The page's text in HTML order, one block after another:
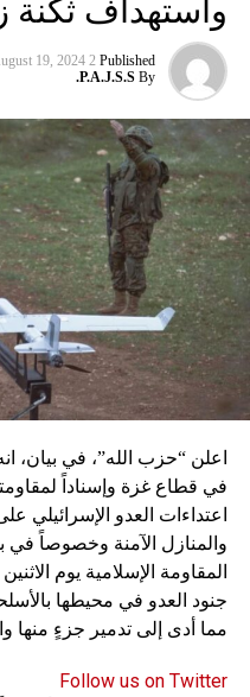
تحمل اسم
نسبه الحزب الى إسرائيل”.
واستهداف
Published
2 years ago
19, 2024
By
P.A.J.S.S.
اعلن “حزب الله”، في بيان،
في قطاع غزة وإسناداً
اعتداءات العدو الإسرائيلي
والمنازل الآمنة وخصوصاً في
جنود العدو في محيطها
مما أدى إلى تدمير جزءٍ منها
Follow us on Twitter